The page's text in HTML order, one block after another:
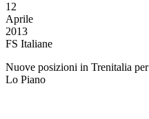
12
Aprile
2013
FS Italiane
Nuove posizioni in Trenitalia
Lo Piano